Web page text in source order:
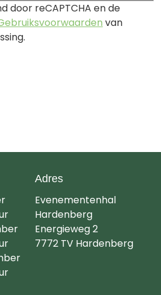
door reCAPTCHA en de
van
Adres
Evenementenhal
Hardenberg
Energieweg 2
7772 TV Hardenberg